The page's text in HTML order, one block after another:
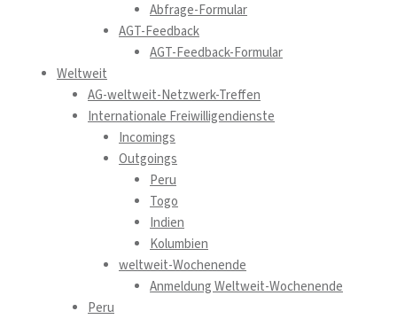
Abfrage-Formular
AGT-Feedback
AGT-Feedback-Formular
Weltweit
AG-weltweit-Netzwerk-Treffen
Internationale Freiwilligendienste
Incomings
Outgoings
Peru
Togo
Indien
Kolumbien
weltweit-Wochenende
Anmeldung Weltweit-Wochenende
Peru